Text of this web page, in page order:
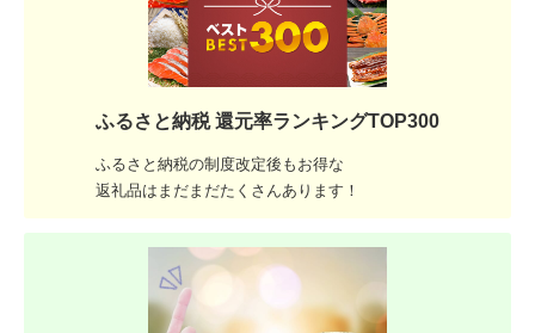
ふるさと納税 還元率ランキングTOP300
ふるさと納税の制度改定後もお得な
返礼品はまだまだたくさんあります！